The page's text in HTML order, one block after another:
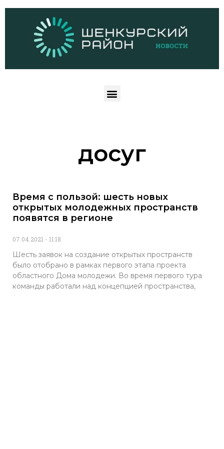
досуг
Время с пользой: шесть новых
открытых молодежных пространств
появятся в регионе
07.04.2021 11:18
Шесть заявок на создание открытых пространств
было отобрано в рамках первого этапа проекта
областного Дома молодежи. Во время первого тура
команды работали над концепцией пространства,